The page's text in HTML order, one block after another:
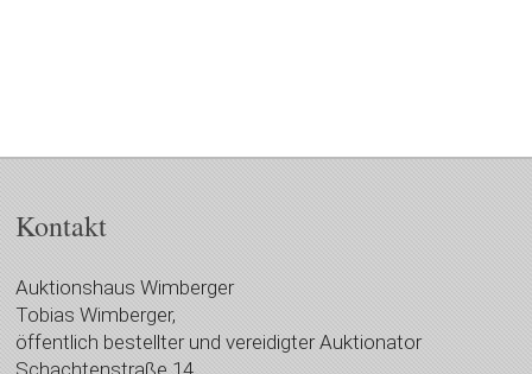
Kontakt
Auktionshaus Wimberger
Tobias Wimberger,
öffentlich bestellter und vereidigter Auktionator
Schachtenstraße 14